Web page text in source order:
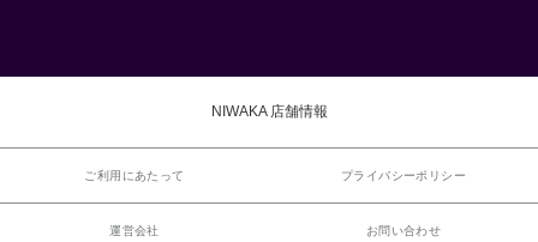
NIWAKA 店舗情報
ご利用にあたって プライバシーポリシー
運営会社 お問い合わせ